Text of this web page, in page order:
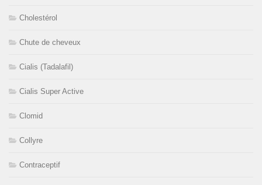
Cholestérol
Chute de cheveux
Cialis (Tadalafil)
Cialis Super Active
Clomid
Collyre
Contraceptif